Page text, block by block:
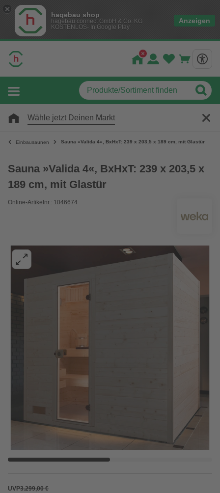
hagebau shop
hagebau connect GmbH & Co. KG
KOSTENLOS- In Google Play
Anzeigen
Wähle jetzt Deinen Markt
Einbausaunen Sauna »Valida 4«, BxHxT: 239 x 203,5 x 189 cm, mit Glastür
Sauna »Valida 4«, BxHxT: 239 x 203,5 x
189 cm, mit Glastür
Online-Artikelnr.: 1046674
UVP3.299,00 €